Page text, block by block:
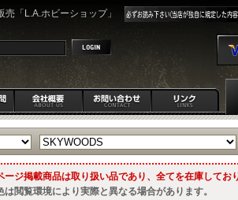
「L.A.ホビーショップ」
ージ掲載商品は取り扱い品であり、全てを在庫してお
は閲覧環境により実際と異なる場合があります。